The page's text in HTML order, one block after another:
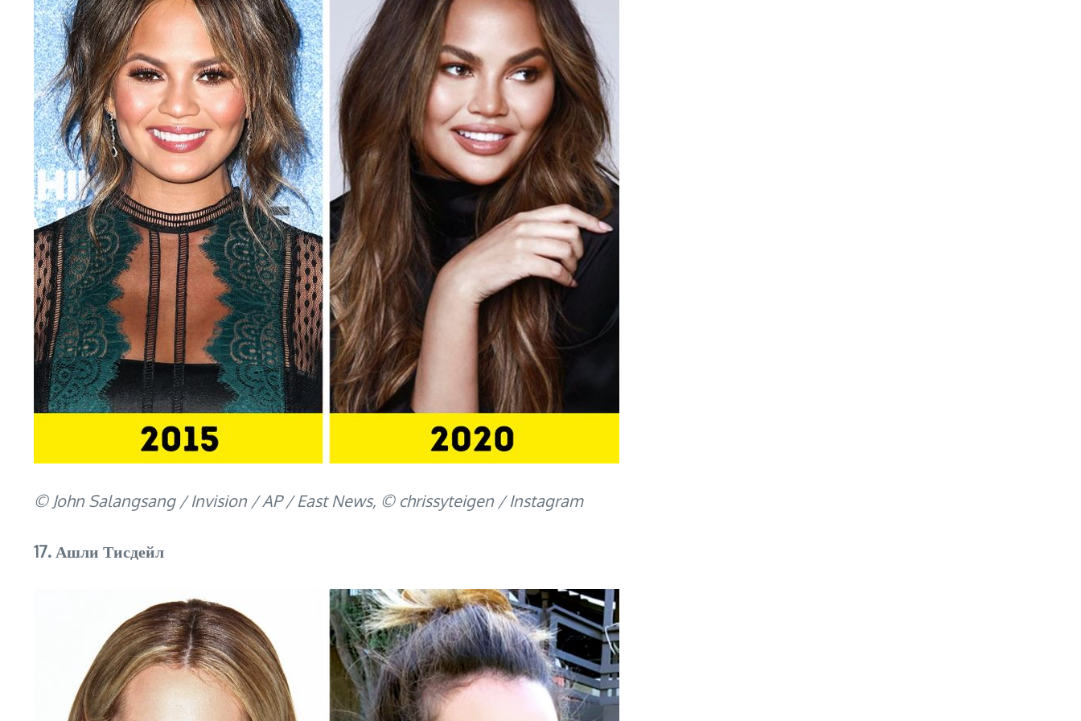
© John Salangsang / Invision / AP / East News, © chrissyteigen / Instagram
17. Ашли Тисдейл